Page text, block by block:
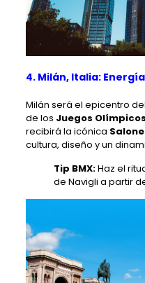
4. Milán, Italia:
Milán será el epicentro
de los Juegos
recibirá la icónica
cultura, diseño y un
Tip BMX:Haz el
de Navigli a partir